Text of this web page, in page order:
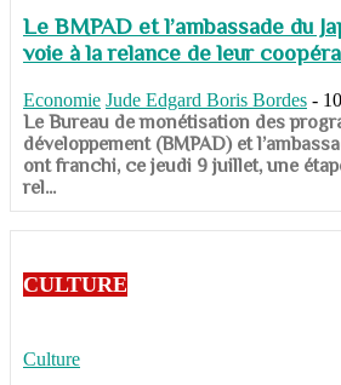
Le BMPAD et l’ambassade du
voie à la relance de leur
Economie Jude Edgard Boris Bordes -
​​​​​​​Le Bureau de monétisation des
développement (BMPAD) et
ont franchi, ce jeudi 9 juillet, une
rel...
CULTURE
Culture